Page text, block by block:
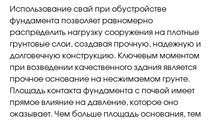
Использование свай при обустройстве
фундамента позволяет равномерно
распределить нагрузку сооружения на плотные
грунтовые слои, создавая прочную, надежную и
долговечную конструкцию. Ключевым моментом
при возведении качественного здания является
прочное основание на несжимаемом грунте.
Площадь контакта фундамента с почвой имеет
прямое влияние на давление, которое оно
оказывает. Чем больше площадь основания, тем